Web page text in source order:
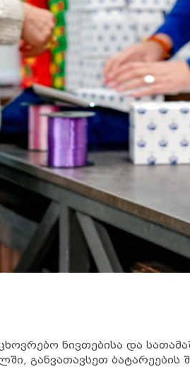
ნივთებისა და
განვათავსეთ ბატარეების